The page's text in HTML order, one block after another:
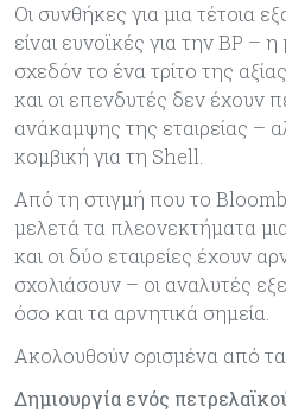
Οι συνθήκες για μια τέτοια
είναι ευνοϊκές για την BP –
σχεδόν το ένα τρίτο της
και οι επενδυτές δεν έχουν
ανάκαμψης της εταιρείας –
κομβική για τη Shell.
Από τη στιγμή που το
μελετά τα πλεονεκτήματα
και οι δύο εταιρείες έχουν
σχολιάσουν – οι αναλυτές
όσο και τα αρνητικά σημεία.
Ακολουθούν ορισμένα από
Δημιουργία ενός